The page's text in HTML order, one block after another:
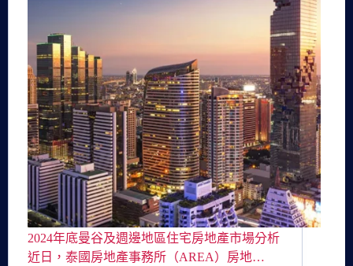
2024年底曼谷及週邊地區住宅房地產市場分析
近日，泰國房地產事務所（AREA）房地…